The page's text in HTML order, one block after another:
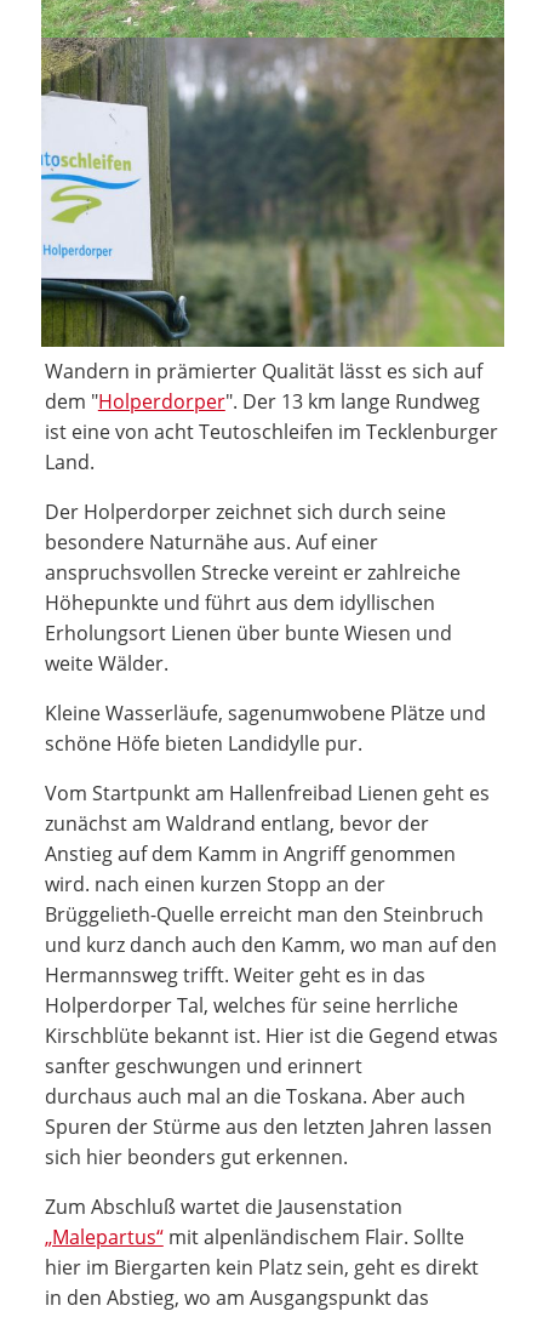
Wandern in prämierter Qualität lässt es sich auf
dem "Holperdorper". Der 13 km lange Rundweg
ist eine von acht Teutoschleifen im Tecklenburger
Land.
Der Holperdorper zeichnet sich durch seine
besondere Naturnähe aus. Auf einer
anspruchsvollen Strecke vereint er zahlreiche
Höhepunkte und führt aus dem idyllischen
Erholungsort Lienen über bunte Wiesen und
weite Wälder.
Kleine Wasserläufe, sagenumwobene Plätze und
schöne Höfe bieten Landidylle pur.
Vom Startpunkt am Hallenfreibad Lienen geht es
zunächst am Waldrand entlang, bevor der
Anstieg auf dem Kamm in Angriff genommen
wird. nach einen kurzen Stopp an der
Brüggelieth-Quelle erreicht man den Steinbruch
und kurz danch auch den Kamm, wo man auf den
Hermannsweg trifft. Weiter geht es in das
Holperdorper Tal, welches für seine herrliche
Kirschblüte bekannt ist. Hier ist die Gegend etwas
sanfter geschwungen und erinnert
durchaus auch mal an die Toskana. Aber auch
Spuren der Stürme aus den letzten Jahren lassen
sich hier beonders gut erkennen.
Zum Abschluß wartet die Jausenstation
„Malepartus“mit alpenländischem Flair. Sollte
hier im Biergarten kein Platz sein, geht es direkt
in den Abstieg, wo am Ausgangspunkt das